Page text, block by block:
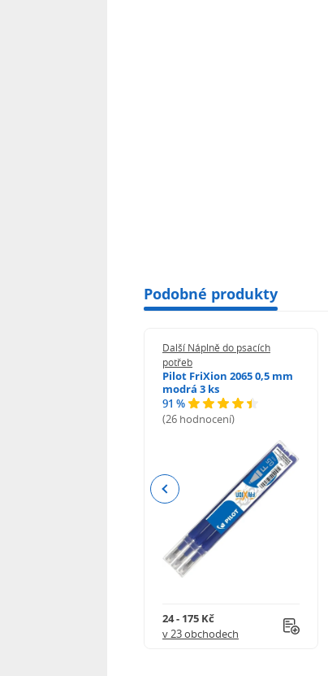
Podobné produkty
Další Náplně do psacích
potřeb
Pilot FriXion 2065 0,5 mm
modrá 3 ks
91 %
(26 hodnocení)
24 - 175 Kč
v 23 obchodech
Previous